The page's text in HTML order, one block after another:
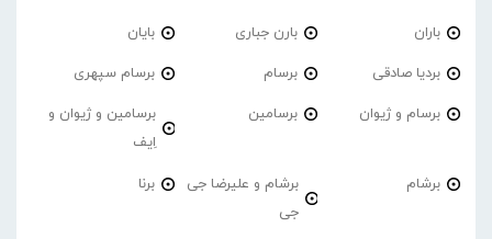
باران بارن جباری بایان
بردیا صادقی برسام برسام سپهری
برسام و ژیوان برسامین
برسامین و ژیوان و
اِیف
برشام
برشام و علیرضا جی
جی
برنا